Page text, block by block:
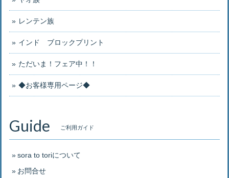
レンテン族
インド ブロックプリント
ただいま！フェア中！！
◆お客様専用ページ◆
Guide ご利用ガイド
sora to toriについて
お問合せ